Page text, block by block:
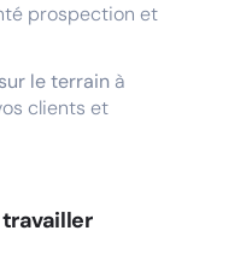
prospection et
le terrain à
clients et